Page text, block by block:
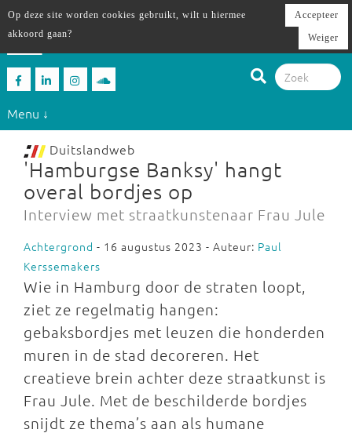
Menu ↓
Duitslandweb
'Hamburgse Banksy' hangt
overal bordjes op
Interview met straatkunstenaar Frau Jule
Achtergrond - 16 augustus 2023 - Auteur: Paul
Kerssemakers
Wie in Hamburg door de straten loopt,
ziet ze regelmatig hangen:
gebaksbordjes met leuzen die honderden
muren in de stad decoreren. Het
creatieve brein achter deze straatkunst is
Frau Jule. Met de beschilderde bordjes
snijdt ze thema’s aan als humane
Op deze site worden cookies gebruikt, wilt u hiermee
akkoord gaan?
Accepteer
Weiger